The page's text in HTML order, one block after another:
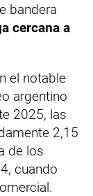
bandera
cercana a
el notable
argentino
2025, las
2,15
de los
cuando